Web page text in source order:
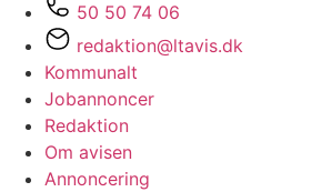
50 50 74 06
redaktion@ltavis.dk
Kommunalt
Jobannoncer
Redaktion
Om avisen
Annoncering